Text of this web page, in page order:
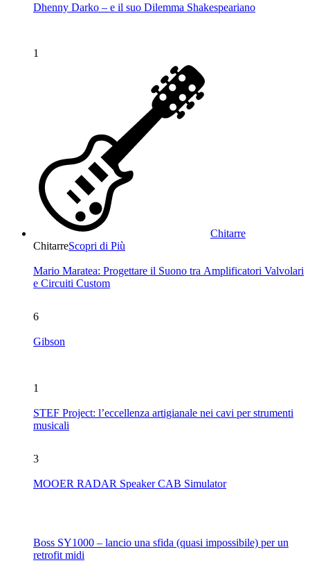
Dhenny Darko – e il suo Dilemma Shakespeariano
1
Chitarre
ChitarreScopri di Più
Mario Maratea: Progettare il Suono tra Amplificatori Valvolari
e Circuiti Custom
6
Gibson
1
STEF Project: l’eccellenza artigianale nei cavi per strumenti
musicali
3
MOOER RADAR Speaker CAB Simulator
Boss SY1000 – lancio una sfida (quasi impossibile) per un
retrofit midi